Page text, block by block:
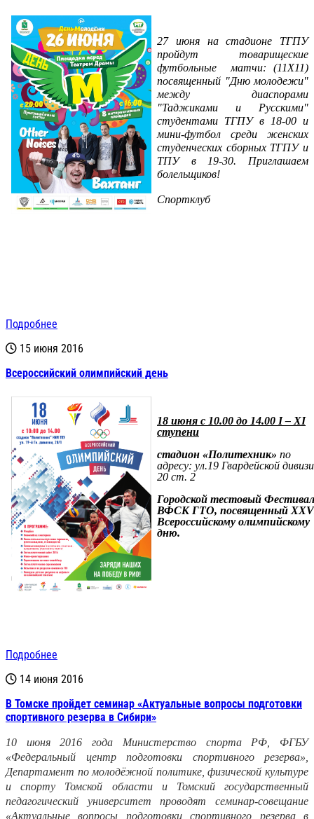
27 июня на стадионе ТГПУ
пройдут товарищеские
футбольные матчи: (11Х11)
посвященный "Дню молодежи"
между диаспорами
"Таджиками и Русскими"
студентами ТГПУ в 18-00 и
мини-футбол среди женских
студенческих сборных ТГПУ и
ТПУ в 19-30. Приглашаем
болельщиков!
Спортклуб
Подробнее
15 июня 2016
Всероссийский олимпийский день
18 июня c 10.00 до 14.00 I – XI
ступени
стадион «Политехник» по
адресу: ул.19 Гвардейской
20 ст. 2
Городской тестовый
ВФСК ГТО, посвященный
Всероссийскому олимпийскому
дню.
Подробнее
14 июня 2016
В Томске пройдет семинар «Актуальные вопросы подготовки
спортивного резерва в Сибири»
10 июня 2016 года Министерство спорта РФ, ФГБУ
«Федеральный центр подготовки спортивного резерва»,
Департамент по молодёжной политике, физической культуре
и спорту Томской области и Томский государственный
педагогический университет проводят семинар-совещание
«Актуальные вопросы подготовки спортивного резерва в